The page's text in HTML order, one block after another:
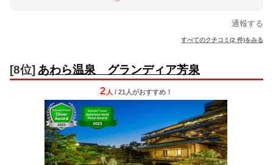
通報する
すべてのクチコミ(2 件)をみる
[8位] あわら温泉 グランディア芳泉
2 人 / 21人がおすすめ！